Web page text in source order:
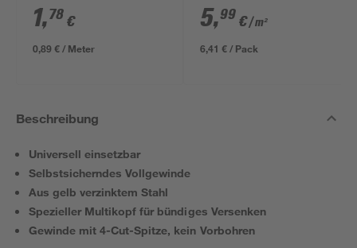
1,78 €
0,89 € / Meter
ungeschliffen 1690 x
634 x 12 mm
5,99 €/ m²
6,41 € / Pack
Beschreibung
Universell einsetzbar
Selbstsicherndes Vollgewinde
Aus gelb verzinktem Stahl
Spezieller Multikopf für bündiges Versenken
Gewinde mit 4-Cut-Spitze, kein Vorbohren